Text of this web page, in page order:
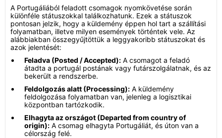
A Portugáliából feladott csomagok nyomkövetése során
különféle státuszokkal találkozhatunk. Ezek a státuszok
pontosan jelzik, hogy a küldemény éppen hol tart a szállítási
folyamatban, illetve milyen események történtek vele. Az
alábbiakban összegyűjtöttük a leggyakoribb státuszokat és
azok jelentését:
Feladva (Posted / Accepted): A csomagot a feladó
átadta a portugál postának vagy futárszolgálatnak, és az
bekerült a rendszerbe.
Feldolgozás alatt (Processing): A küldemény
feldolgozása folyamatban van, jelenleg a logisztikai
központban tartózkodik.
Elhagyta az országot (Departed from country of
origin): A csomag elhagyta Portugáliát, és úton van a
célország felé.